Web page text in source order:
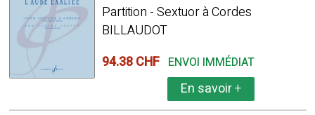
Partition - Sextuor à Cordes
BILLAUDOT
94.38 CHF ENVOI IMMÉDIAT
En savoir+